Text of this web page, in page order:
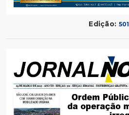
Edição: 501